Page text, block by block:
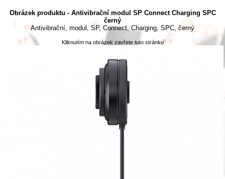
Obrázek produktu - Antivibrační modul SP Connect Charging SPC
černý
Antivibrační, modul, SP, Connect, Charging, SPC, černý
Kliknutím na obrázek zavřete tuto stránku